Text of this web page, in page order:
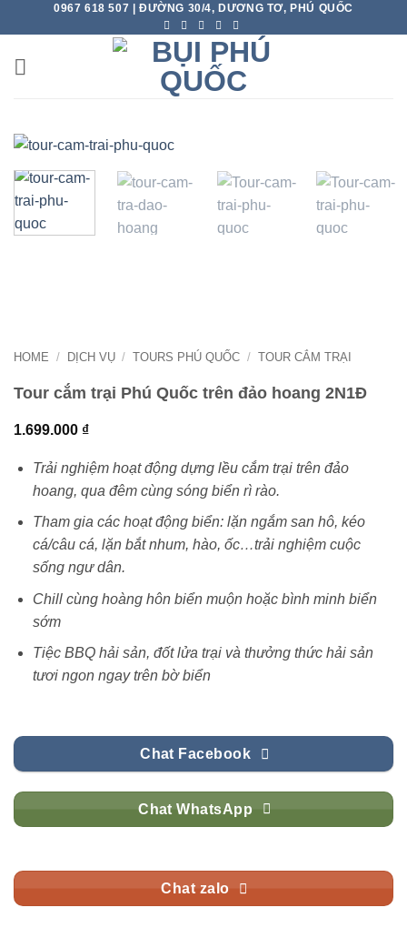
to
content
0967 618 507 | ĐƯỜNG 30/4, DƯƠNG TƠ, PHÚ QUỐC
HOME / DỊCH VỤ / TOURS PHÚ QUỐC / TOUR CẮM TRẠI
Tour cắm trại Phú Quốc trên đảo hoang 2N1Đ
1.699.000 ₫
Trải nghiệm hoạt động dựng lều cắm trại trên đảo
hoang, qua đêm cùng sóng biển rì rào.
Tham gia các hoạt động biển: lặn ngắm san hô, kéo
cá/câu cá, lặn bắt nhum, hào, ốc…trải nghiệm cuộc
sống ngư dân.
Chill cùng hoàng hôn biển muộn hoặc bình minh biển
sớm
Tiệc BBQ hải sản, đốt lửa trại và thưởng thức hải sản
tươi ngon ngay trên bờ biển
Chat Facebook
Chat WhatsApp
Chat zalo